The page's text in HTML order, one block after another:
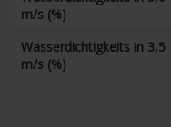
m/s (%)
Wasserdichtigkeits in 3,5
m/s (%)